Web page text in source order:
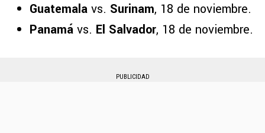
Guatemala vs. Surinam, 18 de noviembre.
Panamá vs. El Salvador, 18 de noviembre.
PUBLICIDAD